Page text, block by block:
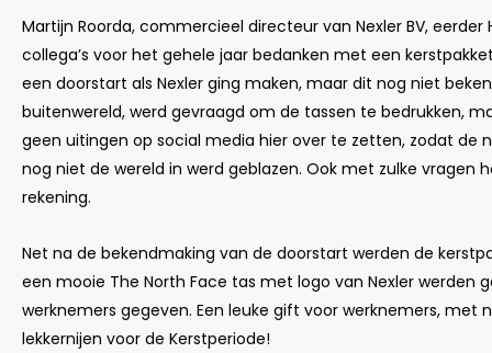
Martijn Roorda, commercieel directeur van Nexler BV, eerder
collega’s voor het gehele jaar bedanken met een
een doorstart als Nexler ging maken, maar dit nog niet
buitenwereld, werd gevraagd om de tassen te bedrukken,
geen uitingen op social media hier over te zetten, zodat de
nog niet de wereld in werd geblazen. Ook met zulke vragen
rekening.
Net na de bekendmaking van de doorstart werden de
een mooie The North Face tas met logo van Nexler werden
werknemers gegeven. Een leuke gift voor werknemers, met
lekkernijen voor de Kerstperiode!